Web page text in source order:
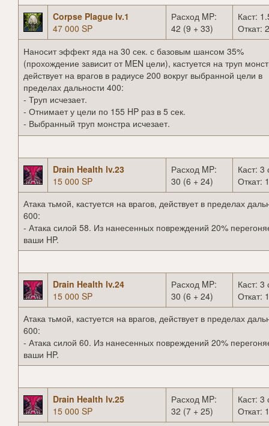
Corpse Plague lv.1
47 000 SP
Расход MP:
42 (9 + 33)
Каст:
Откат:
Наносит эффект яда на 30 сек. с базовым шансом 35%
(прохождение зависит от MEN цели), кастуется на труп
действует на врагов в радиусе 200 вокруг выбранной цели в
пределах дальности 400:
- Труп исчезает.
- Отнимает у цели по 155 HP раз в 5 сек.
- Выбранный труп монстра исчезает.
Drain Health lv.23
15 000 SP
Расход MP:
30 (6 + 24)
Каст: 3
Откат:
Атака тьмой, кастуется на врагов, действует в пределах
600:
- Атака силой 58. Из нанесенных повреждений 20%
ваши HP.
Drain Health lv.24
15 000 SP
Расход MP:
30 (6 + 24)
Каст: 3
Откат:
Атака тьмой, кастуется на врагов, действует в пределах
600:
- Атака силой 60. Из нанесенных повреждений 20%
ваши HP.
Drain Health lv.25
15 000 SP
Расход MP:
32 (7 + 25)
Каст: 3
Откат: